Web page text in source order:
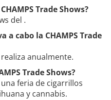
Trade Shows?
del .
a cabo la CHAMPS Trade
realiza anualmente.
Trade Shows?
una feria de cigarrillos
y cannabis.